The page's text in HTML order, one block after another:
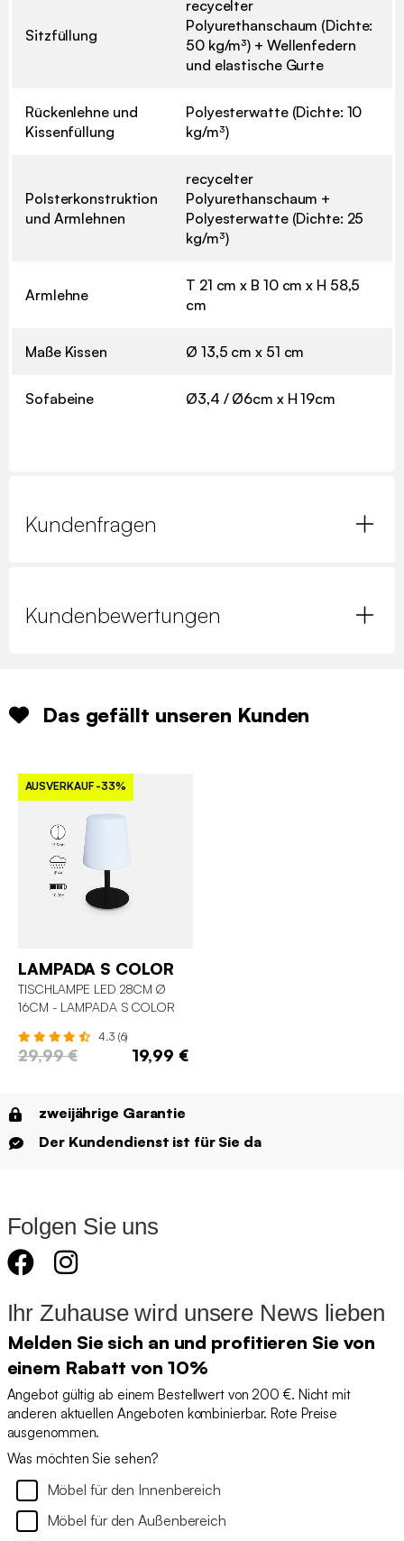
Sitzfüllung
recycelter
Polyurethanschaum (Dichte:
50 kg/m³) + Wellenfedern
und elastische Gurte
Rückenlehne und
Kissenfüllung
Polyesterwatte (Dichte: 10
kg/m³)
Polsterkonstruktion
und Armlehnen
recycelter
Polyurethanschaum +
Polyesterwatte (Dichte: 25
kg/m³)
Armlehne
T 21 cm x B 10 cm x H 58,5
cm
Maße Kissen Ø 13,5 cm x 51 cm
Sofabeine Ø3,4 / Ø6cm x H 19cm
Kundenfragen
Kundenbewertungen
Das gefällt unseren Kunden
AUSVERKAUF -33%
LAMPADA S COLOR
TISCHLAMPE LED 28CM Ø
16CM - LAMPADA S COLOR
4.3 (6)
29,99 € 19,99 €
zweijährige Garantie
Der Kundendienst ist für Sie da
Folgen Sie uns
Ihr Zuhause wird unsere News lieben
Melden Sie sich an und profitieren Sie von
einem Rabatt von 10%
Angebot gültig ab einem Bestellwert von 200 €. Nicht mit
anderen aktuellen Angeboten kombinierbar. Rote Preise
ausgenommen.
Was möchten Sie sehen?
Möbel für den Innenbereich
Möbel für den Außenbereich